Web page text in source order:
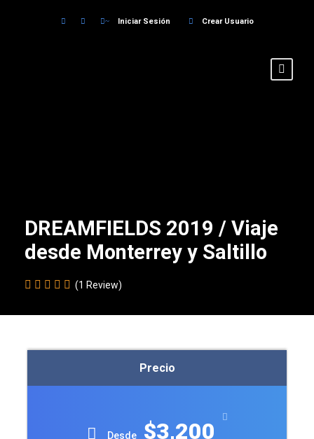
Iniciar Sesión Crear Usuario
DREAMFIELDS 2019 / Viaje
desde Monterrey y Saltillo
(1 Review)
Precio
Desde $3,200